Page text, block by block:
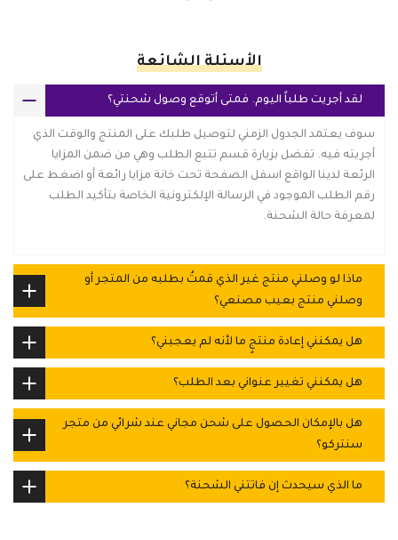
الأسئلة الشائعة
لقد أجريت طلباً اليوم. فمتى أتوقع وصول شحنتي؟
سوف يعتمد الجدول الزمني لتوصيل طلبك على المنتج والوقت الذي
أجريته فيه. تفضل بزيارة قسم تتبع الطلب وهي من ضمن المزايا
الرئعة لدينا الواقع اسفل الصفحة تحت خانة مزايا رائعة أو اضغط على
رقم الطلب الموجود في الرسالة الإلكترونية الخاصة بتأكيد الطلب
لمعرفة حالة الشحنة.
ماذا لو وصلني منتج غير الذي قمتُ بطلبه من المتجر أو
وصلني منتج بعيب مصنعي؟
هل يمكنني إعادة منتجٍ ما لأنه لم يعجبني؟
هل يمكنني تغيير عنواني بعد الطلب؟
هل بالإمكان الحصول على شحن مجاني عند شرائي من متجر
سنتركو؟
ما الذي سيحدث إن فاتتني الشحنة؟